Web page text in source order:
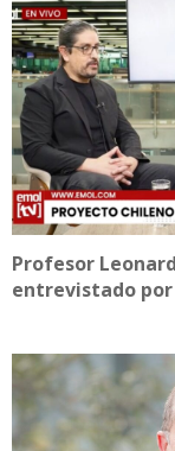
Profesor
entrevistado por